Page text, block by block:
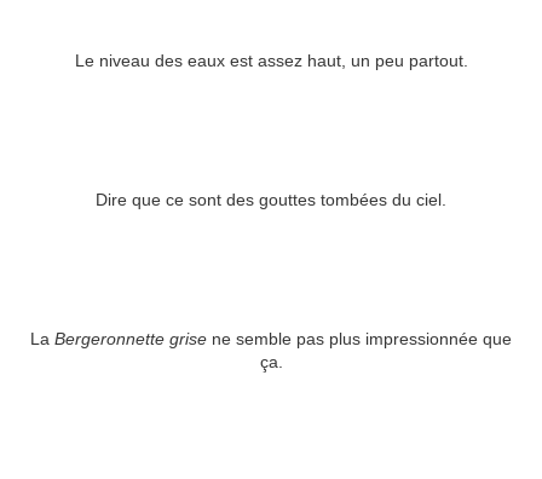
Le niveau des eaux est assez haut, un peu partout.
Dire que ce sont des gouttes tombées du ciel.
La Bergeronnette grise ne semble pas plus impressionnée que
ça.